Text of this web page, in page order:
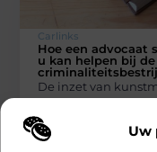
Uw
Wij maken gebruik van
Carlinks
Hoe een advocaat
u kan helpen bij
criminaliteitsbestrij
De inzet van
steeds meer terrein.